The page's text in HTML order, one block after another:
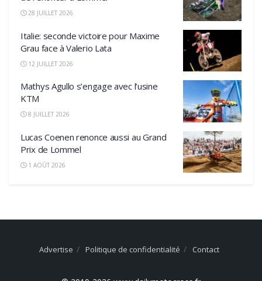
28 JUILLET 2026
Italie: seconde victoire pour Maxime
Grau face à Valerio Lata
12 JUILLET 2026
Mathys Agullo s’engage avec l’usine
KTM
8 JUILLET 2026
Lucas Coenen renonce aussi au Grand
Prix de Lommel
1 AOÛT 2026
Advertise Politique de confidentialité Contact